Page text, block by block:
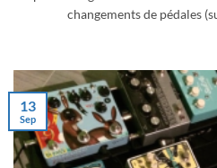
changements de pédales
13
Sep